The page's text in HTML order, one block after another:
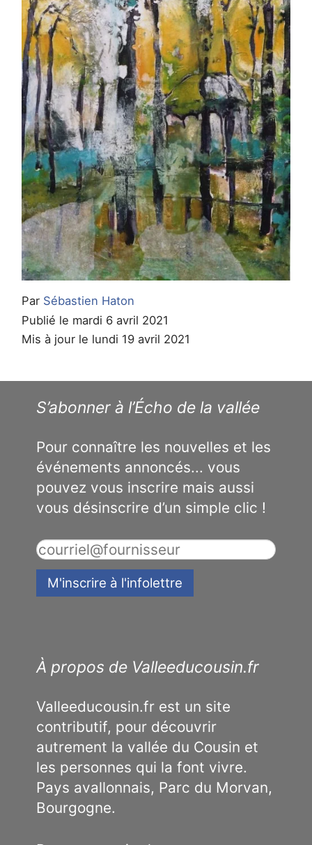
Par Sébastien Haton
Publié le mardi 6 avril 2021
Mis à jour le lundi 19 avril 2021
S’abonner à l’Écho de la vallée
Pour connaître les nouvelles et les
événements annoncés... vous
pouvez vous inscrire mais aussi
vous désinscrire d’un simple clic !
À propos de Valleeducousin.fr
Valleeducousin.fr est un site
contributif, pour découvrir
autrement la vallée du Cousin et
les personnes qui la font vivre.
Pays avallonnais, Parc du Morvan,
Bourgogne.